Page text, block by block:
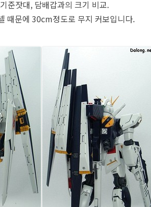
준잣대, 담배갑과의 크기 비교.
때문에 30cm정도로 무지 커보입니다.